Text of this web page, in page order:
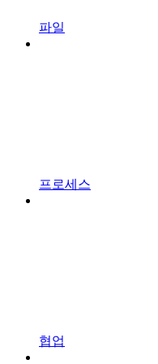
파일
프로세스
협업